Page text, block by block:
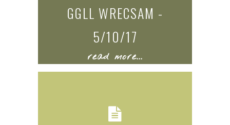
GGLL WRECSAM -
5/10/17
read more...